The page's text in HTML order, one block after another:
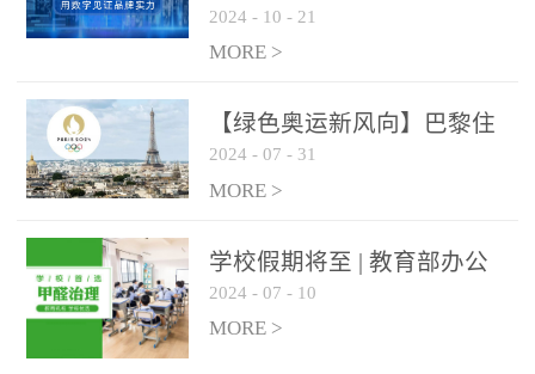
业，尽显除醛品牌实力！
2024 - 10 - 21
MORE >
【绿色奥运新风向】巴黎住
宿风波：优吸环保共建健康
绿色家居
2024 - 07 - 31
MORE >
学校假期将至 | 教育部办公
厅关于加强学校新建校舍室
内空气质量管理通知
2024 - 07 - 10
MORE >